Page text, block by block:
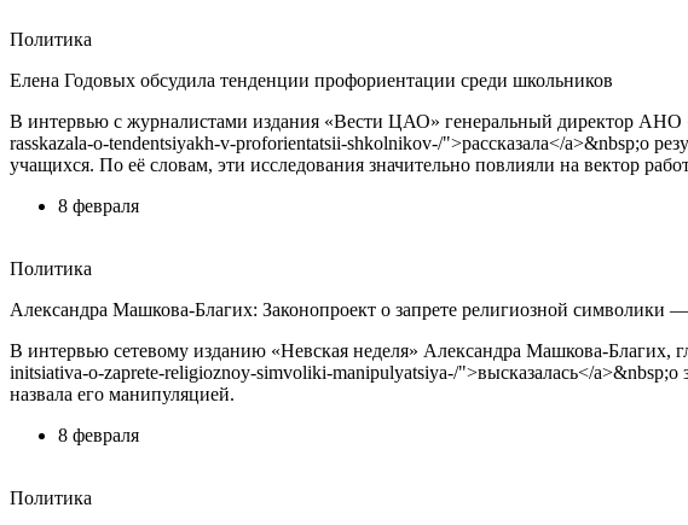
Политика
Елена Годовых обсудила тенденции профориентации среди школьников
В интервью с журналистами издания «Вести ЦАО» генеральный директор АНО
rasskazala-o-tendentsiyakh-v-proforientatsii-shkolnikov-/">рассказала</a>&nbsp;о
учащихся. По её словам, эти исследования значительно повлияли на вектор
8 февраля
Политика
Александра Машкова-Благих: Законопроект о запрете религиозной символики
В интервью сетевому изданию «Невская неделя» Александра Машкова-Благих,
initsiativa-o-zaprete-religioznoy-simvoliki-manipulyatsiya-/">высказалась</
назвала его манипуляцией.
8 февраля
Политика